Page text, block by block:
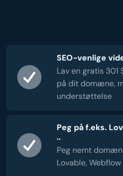
SEO-venlige
Lav en gratis
på dit domæne,
understøttelse
Peg på f.eks.
..
Peg nemt
Lovable, Webflow